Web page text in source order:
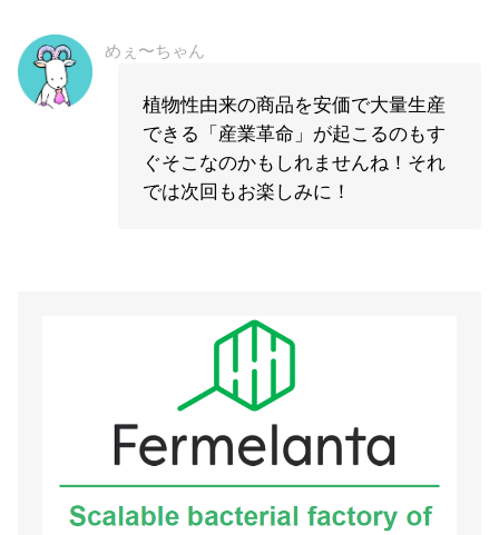
めぇ〜ちゃん
植物性由来の商品を安価で大量生産
できる「産業革命」が起こるのもす
ぐそこなのかもしれませんね！それ
では次回もお楽しみに！